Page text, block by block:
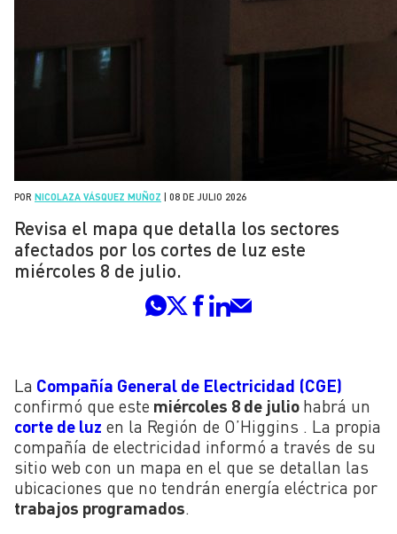
POR NICOLAZA VÁSQUEZ MUÑOZ 08 DE JULIO 2026
Revisa el mapa que detalla los sectores
afectados por los cortes de luz este
miércoles 8 de julio.
La Compañía General de Electricidad (CGE)
confirmó que este miércoles 8 de julio habrá un
corte de luz en la Región de O’Higgins . La propia
compañía de electricidad informó a través de su
sitio web con un mapa en el que se detallan las
ubicaciones que no tendrán energía eléctrica por
trabajos programados